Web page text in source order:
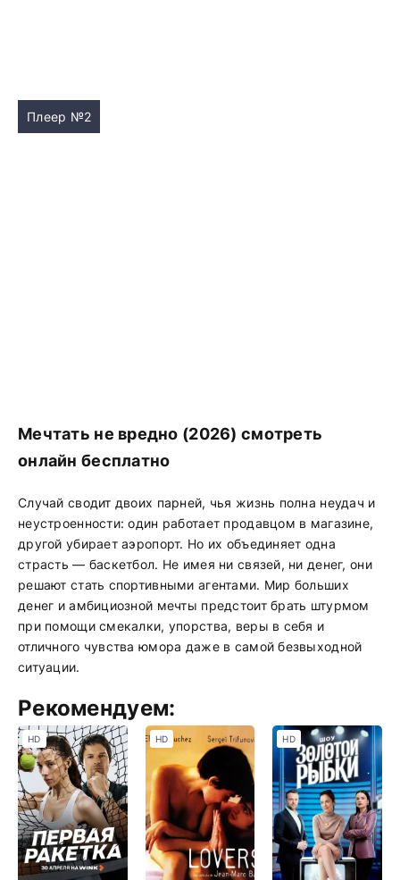
Плеер №2
Мечтать не вредно (2026) смотреть
онлайн бесплатно
Случай сводит двоих парней, чья жизнь полна неудач и
неустроенности: один работает продавцом в магазине,
другой убирает аэропорт. Но их объединяет одна
страсть — баскетбол. Не имея ни связей, ни денег, они
решают стать спортивными агентами. Мир больших
денег и амбициозной мечты предстоит брать штурмом
при помощи смекалки, упорства, веры в себя и
отличного чувства юмора даже в самой безвыходной
ситуации.
Рекомендуем:
HD HD HD